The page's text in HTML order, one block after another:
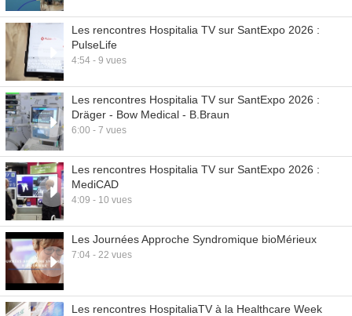
Les rencontres Hospitalia TV sur SantExpo 2026 :
PulseLife
4:54 - 9 vues
Les rencontres Hospitalia TV sur SantExpo 2026 :
Dräger - Bow Medical - B.Braun
6:00 - 7 vues
Les rencontres Hospitalia TV sur SantExpo 2026 :
MediCAD
4:09 - 10 vues
Les Journées Approche Syndromique bioMérieux
7:04 - 22 vues
Les rencontres HospitaliaTV à la Healthcare Week